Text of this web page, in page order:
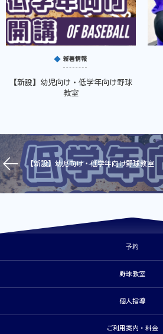
新着情報
【新設】幼児向け・低学年向け野球
教室
【新設】幼児向け・低学年向け野球教室
予約
野球教室
個人指導
ご利用案内・料金